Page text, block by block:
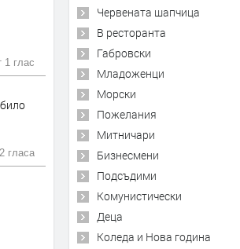
1 глас
2 гласа
Червената шапчица
В ресторанта
Габровски
Младоженци
Морски
Пожелания
Митничари
Бизнесмени
Подсъдими
Комунистически
Деца
Коледа и Нова година